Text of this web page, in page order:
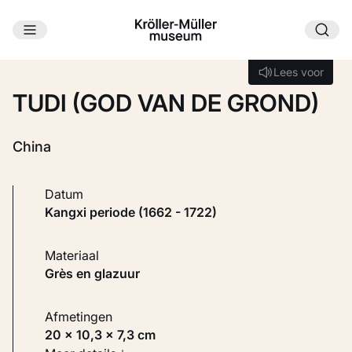
Ga naar hoofdinhoud
Lees voor
Lees voor
TUDI (GOD VAN DE GROND)
China
Datum
Kangxi periode (1662 - 1722)
Materiaal
Grès en glazuur
Afmetingen
20 × 10,3 × 7,3 cm